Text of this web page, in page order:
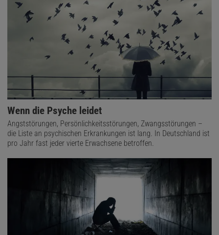
Wenn die Psyche leidet
Angststörungen, Persönlichkeitsstörungen, Zwangsstörungen –
die Liste an psychischen Erkrankungen ist lang. In Deutschland ist
pro Jahr fast jeder vierte Erwachsene betroffen.